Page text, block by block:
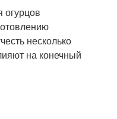
несколько
на конечный